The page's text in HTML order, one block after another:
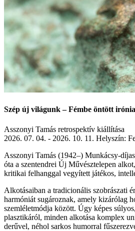
Szép új világunk – Fémbe öntött irónia
Asszonyi Tamás retrospektív kiállítása
2026. 07. 04. - 2026. 10. 11. Helyszín:
Asszonyi Tamás (1942–) Munkácsy-
óta a szentendrei Új Művésztelepen
kritikai felhanggal vegyített játékos,
Alkotásaiban a tradicionális szobrászati
harmóniát sugároznak, amely kizárólag
szemléletmódja között. Úgy képes
plasztikáról, minden alkotása komplex
derűvel, néhol sarkos humorral